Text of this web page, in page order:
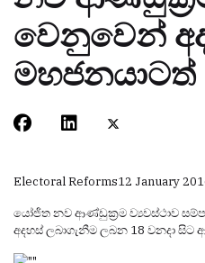
වෙනුවෙන්
මහජනයාටත්
Electoral Reforms12 January
යෝජිත නව ආණ්ඩුක්‍රම ව්‍යවස්ථාව
අදහස් ලබාගැනීම ලබන 18 වනදා සිට